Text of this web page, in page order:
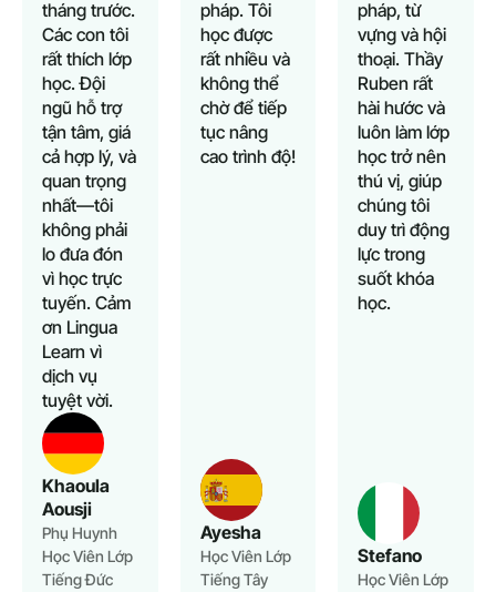
Khaoula
Aousji
Phụ Huynh
Học Viên Lớp
Tiếng Đức
tháng trước.
Các con tôi
rất thích lớp
học. Đội
ngũ hỗ trợ
tận tâm, giá
cả hợp lý, và
quan trọng
nhất—tôi
không phải
lo đưa đón
vì học trực
tuyến. Cảm
ơn Lingua
Learn vì
dịch vụ
tuyệt vời.
Ayesha
Học Viên Lớp
Tiếng Tây
pháp. Tôi
học được
rất nhiều và
không thể
chờ để tiếp
tục nâng
cao trình độ!
Stefano
Học Viên Lớp
pháp, từ
vựng và hội
thoại. Thầy
Ruben rất
hài hước và
luôn làm lớp
học trở nên
thú vị, giúp
chúng tôi
duy trì động
lực trong
suốt khóa
học.